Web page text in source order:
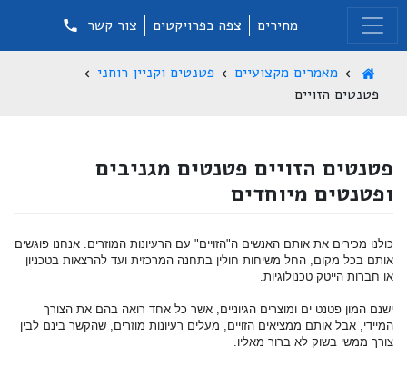
מחירים צפה בפרויקטים צור קשר
מאמרים מקצועיים
פטנטים וקניין רוחני
פטנטים הזויים
פטנטים הזויים פטנטים מגניבים
ופטנטים מיוחדים
כולנו מכירים את אותם האנשים ה"הזויים" עם הרעיונות המוזרים. אנחנו פוגשים
אותם בכל מקום, החל משיחות חולין בתחנה המרכזית ועד להרצאות בטכניון
או חברות הייטק טכנולוגיות.
ישנם המון פטנט ים ומוצרים הגיוניים, אשר כל אחד רואה בהם את הצורך
המיידי, אבל אותם ממציאים הזויים, מעלים רעיונות מוזרים, שהקשר בינם לבין
צורך ממשי בשוק לא ברור מאליו.